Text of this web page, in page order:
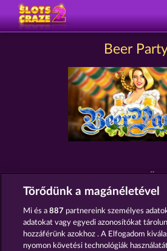
Beer
Törődünk a magánéletével
Mi és a887 partnereink személyes
adatokat vagy egyedi azonosítókat
hozzáférünk azokhoz . A Elfogadom
nyomon követési technológiák